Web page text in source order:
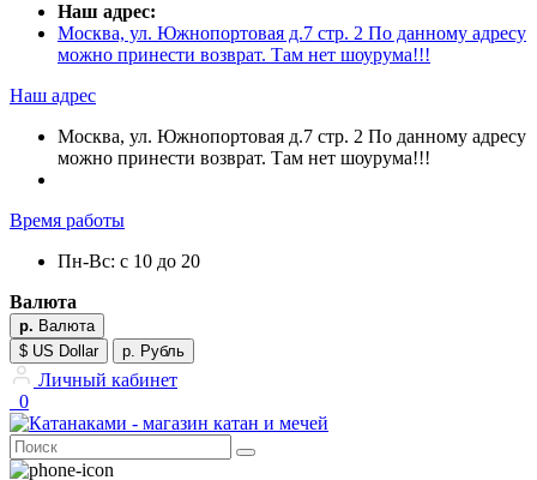
Наш адрес:
Москва, ул. Южнопортовая д.7 стр. 2 По данному адресу
можно принести возврат. Там нет шоурума!!!
Наш адрес
Москва, ул. Южнопортовая д.7 стр. 2 По данному адресу
можно принести возврат. Там нет шоурума!!!
Время работы
Пн-Вс: с 10 до 20
Валюта
р. Валюта
$ US Dollar
р. Рубль
Личный кабинет
0